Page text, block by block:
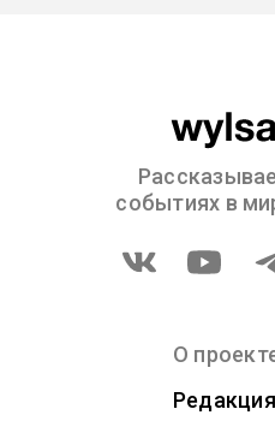
событиях в
О
Редакция